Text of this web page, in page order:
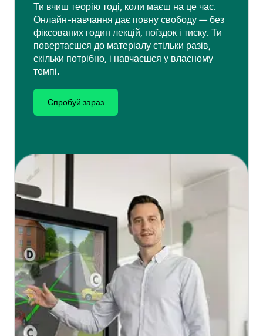
Ти вчиш теорію тоді, коли маєш на це час.
Онлайн-навчання дає повну свободу — без
фіксованих годин лекцій, поїздок і тиску. Ти
повертаєшся до матеріалу стільки разів,
скільки потрібно, і навчаєшся у власному
темпі.
Спробуй зараз